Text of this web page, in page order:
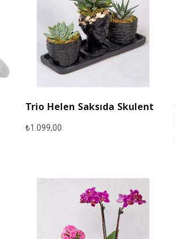
Trio Helen Saksıda Skulent
₺1.099,00